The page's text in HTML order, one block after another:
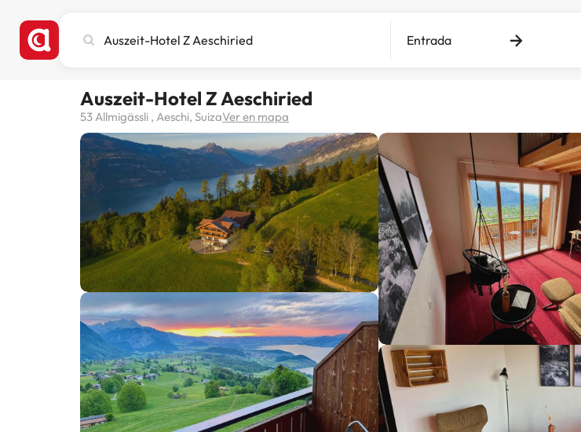
ciudad,
destino
Entrada
Auszeit-Hotel Z Aeschiried
53 Allmigässli , Aeschi, SuizaVer en mapa